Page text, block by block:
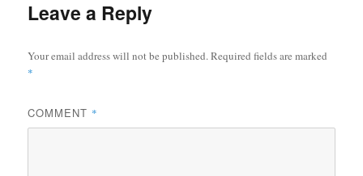
Leave a Reply
Your email address will not be published. Required fields are marked
*
COMMENT *